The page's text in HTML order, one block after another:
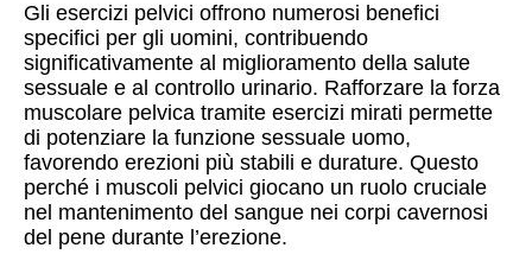
Gli esercizi pelvici offrono numerosi benefici
specifici per gli uomini, contribuendo
significativamente al miglioramento della salute
sessuale e al controllo urinario. Rafforzare la forza
muscolare pelvica tramite esercizi mirati permette
di potenziare la funzione sessuale uomo,
favorendo erezioni più stabili e durature. Questo
perché i muscoli pelvici giocano un ruolo cruciale
nel mantenimento del sangue nei corpi cavernosi
del pene durante l’erezione.